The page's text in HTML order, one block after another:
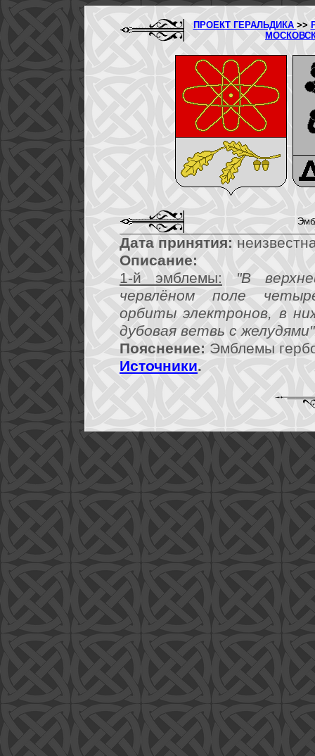
ПРОЕКТ ГЕРАЛЬДИКА >>
Дата принятия:
Описание:
1-й эмблемы:
"В
червлёном поле
орбиты электронов, в
дубовая ветвь с
Пояснение: Эмблемы
Источники.